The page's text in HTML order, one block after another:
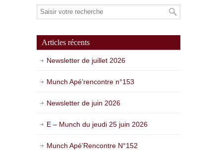
Articles récents
Newsletter de juillet 2026
Munch Apé’rencontre n°153
Newsletter de juin 2026
E – Munch du jeudi 25 juin 2026
Munch Apé’Rencontre N°152